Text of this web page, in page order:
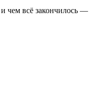
чем всё закончилось —